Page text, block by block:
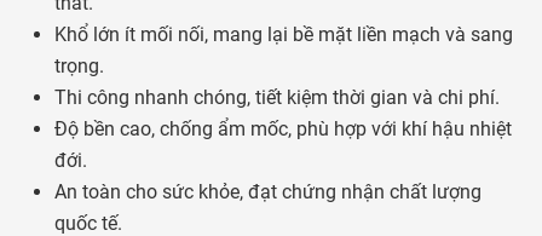
Khổ lớn ít mối nối, mang lại bề mặt liền mạch và sang
trọng.
Thi công nhanh chóng, tiết kiệm thời gian và chi phí.
Độ bền cao, chống ẩm mốc, phù hợp với khí hậu nhiệt
đới.
An toàn cho sức khỏe, đạt chứng nhận chất lượng
quốc tế.